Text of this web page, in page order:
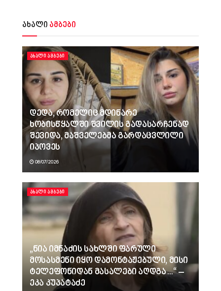
ახალი ამბები
ᲐᲮᲐᲚᲘ ᲐᲛᲑᲔᲑᲘ
დედა, რომელიც მდინარე
ხობისწყალში შვილის გადასარჩენად
შევიდა, მაშველებმა გარდაცვლილი
იპოვეს
08/07/2026
ᲐᲮᲐᲚᲘ ᲐᲛᲑᲔᲑᲘ
„ნია იმნაძის სახლში ფარული
მოსასმენი იყო დამონტაჟებული, მისი
ტელეფონიდან მასალები აღდგა…“ –
ეკა კუპატაძე